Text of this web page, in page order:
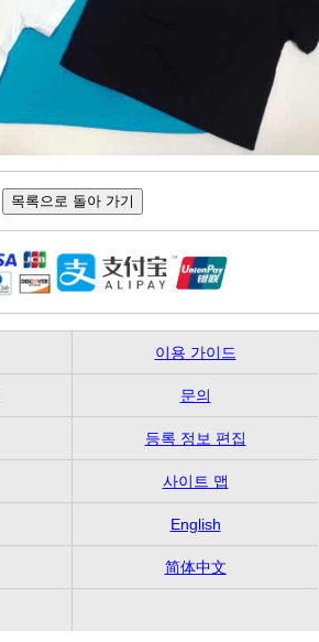
이용 가이드
문의
등록 정보 편집
사이트 맵
English
简体中文